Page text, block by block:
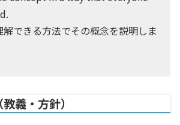
解できる方法でその概念を説明しま
義・方針）